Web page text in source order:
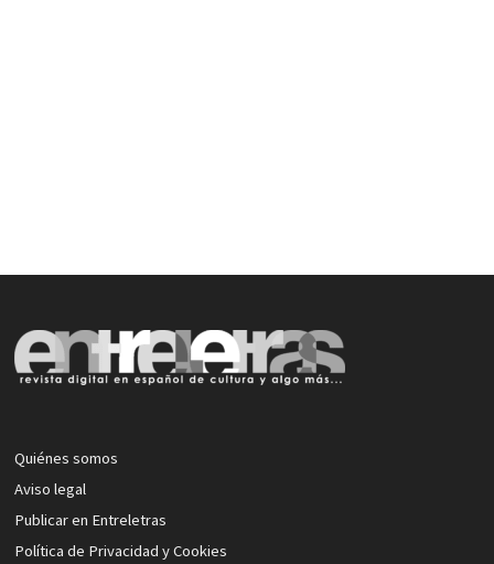
Quiénes somos
Aviso legal
Publicar en Entreletras
Política de Privacidad y Cookies